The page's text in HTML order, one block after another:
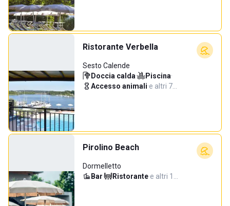
Ristorante Verbella
Sesto Calende
Doccia calda· Piscina·
Accesso animali·e altri 7…
Pirolino Beach
Dormelletto
Bar· Ristorante·e altri 1…